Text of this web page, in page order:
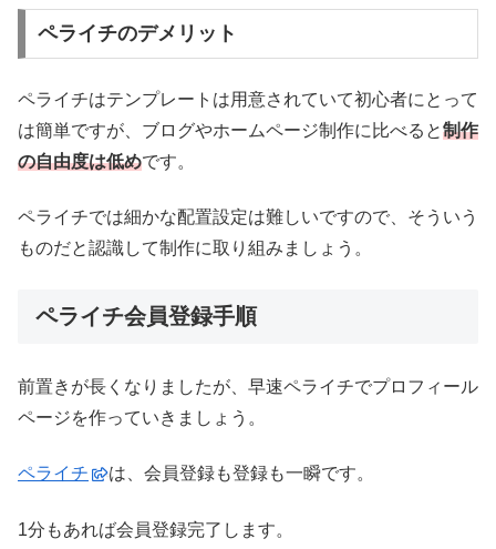
ペライチのデメリット
ペライチはテンプレートは用意されていて初心者にとって
は簡単ですが、ブログやホームページ制作に比べると制作
の自由度は低めです。
ペライチでは細かな配置設定は難しいですので、そういう
ものだと認識して制作に取り組みましょう。
ペライチ会員登録手順
前置きが長くなりましたが、早速ペライチでプロフィール
ページを作っていきましょう。
ペライチ は、会員登録も登録も一瞬です。
1分もあれば会員登録完了します。